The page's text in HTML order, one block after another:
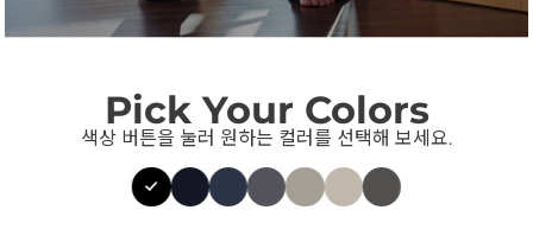
Pick Your Colors
색상 버튼을 눌러 원하는 컬러를 선택해 보세요.